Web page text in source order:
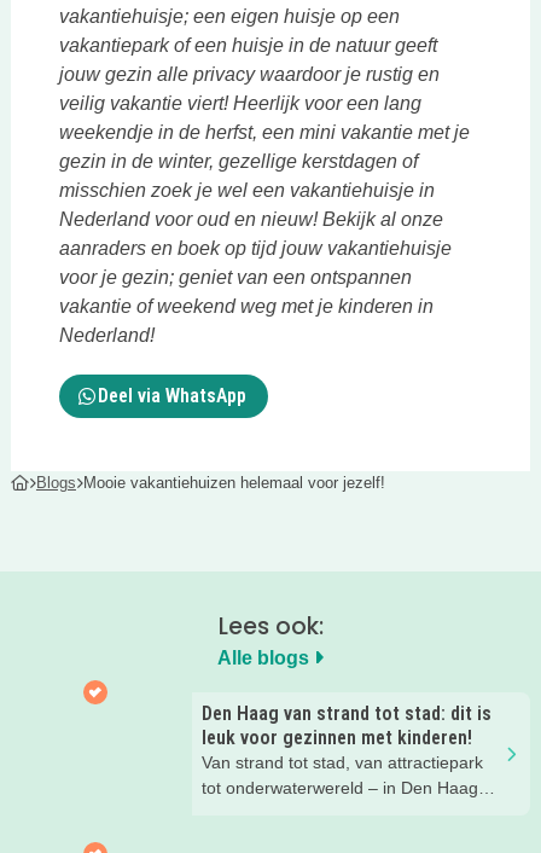
vakantiehuisje; een eigen huisje op een
vakantiepark of een huisje in de natuur geeft
jouw gezin alle privacy waardoor je rustig en
veilig vakantie viert! Heerlijk voor een lang
weekendje in de herfst, een mini vakantie met je
gezin in de winter, gezellige kerstdagen of
misschien zoek je wel een vakantiehuisje in
Nederland voor oud en nieuw! Bekijk al onze
aanraders en boek op tijd jouw vakantiehuisje
voor je gezin; geniet van een ontspannen
vakantie of weekend weg met je kinderen in
Nederland!
Deel via WhatsApp
Blogs Mooie vakantiehuizen helemaal voor jezelf!
Lees ook:
Alle blogs
Den Haag van strand tot stad: dit is
leuk voor gezinnen met kinderen!
Van strand tot stad, van attractiepark
tot onderwaterwereld – in Den Haag